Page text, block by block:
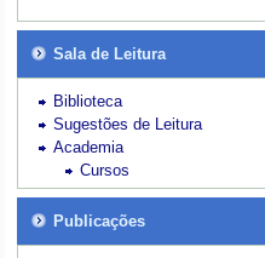
Sala de Leitura
Biblioteca
Sugestões de Leitura
Academia
Cursos
Publicações